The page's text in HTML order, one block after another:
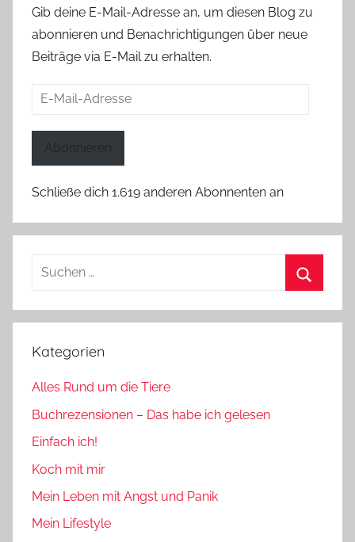
Gib deine E-Mail-Adresse an, um diesen Blog zu
abonnieren und Benachrichtigungen über neue
Beiträge via E-Mail zu erhalten.
E-
Abonnieren
Schließe dich 1.619 anderen Abonnenten an
Suchen
Kategorien
Alles Rund um die Tiere
Buchrezensionen – Das habe ich gelesen
Einfach ich!
Koch mit mir
Mein Leben mit Angst und Panik
Mein Lifestyle